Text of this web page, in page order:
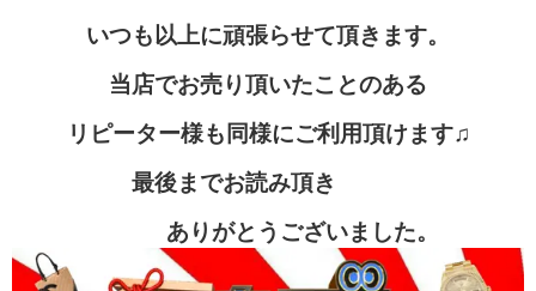
いつも以上に頑張らせて頂きます。
当店でお売り頂いたことのある
リピーター様も同様にご利用頂けます♫
最後までお読み頂き
ありがとうございました。